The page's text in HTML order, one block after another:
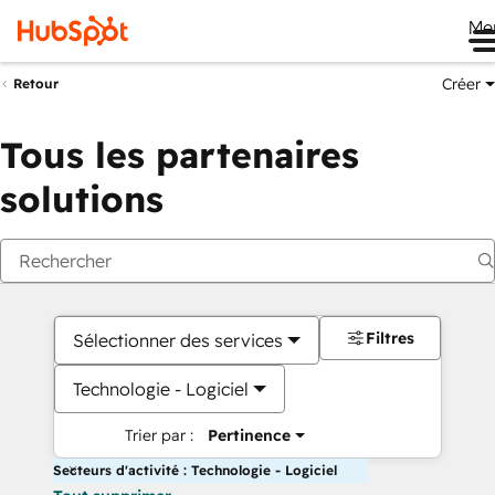
Retour Créer
Tous les partenaires
solutions
Sélectionner des services
Technologie - Logiciel
Trier par : Pertinence
Filtres
Secteurs d'activité : Technologie - Logiciel